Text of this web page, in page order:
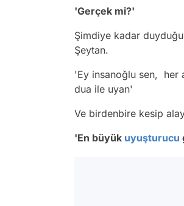
'Gerçek mi?'
Şimdiye kadar
Şeytan.
'Ey insanoğlu sen, her
dua ile uyan'
Ve birdenbire kesip
'En büyük uyuşturucu